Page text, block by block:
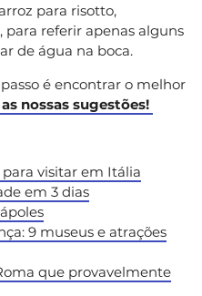
para risotto,
para referir apenas alguns
de água na boca.
é encontrar o melhor
nossas sugestões!
visitar em Itália
em 3 dias
9 museus e atrações
que provavelmente